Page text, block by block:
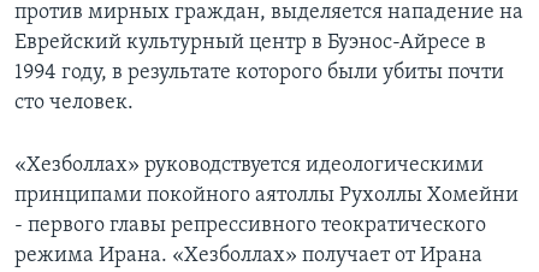
против мирных граждан, выделяется нападение на
Еврейский культурный центр в Буэнос-Айресе в
1994 году, в результате которого были убиты почти
сто человек.
«Хезболлах» руководствуется идеологическими
принципами покойного аятоллы Рухоллы Хомейни
- первого главы репрессивного теократического
режима Ирана. «Хезболлах» получает от Ирана